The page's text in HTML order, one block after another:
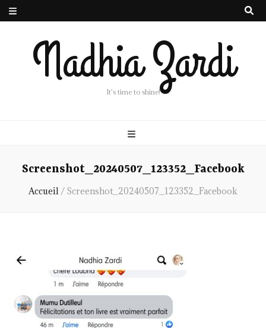
Nadhia Zardi
It's time to shine!
Screenshot_20240507_123352_Facebook
Accueil / Screenshot_20240507_123352_Facebook